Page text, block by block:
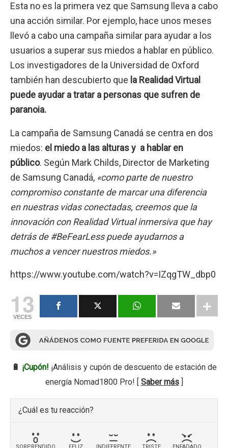
Esta no es la primera vez que Samsung lleva a cabo
una acción similar. Por ejemplo, hace unos meses
llevó a cabo una campaña similar para ayudar a los
usuarios a superar sus miedos a hablar en público.
Los investigadores de la Universidad de Oxford
también han descubierto que la Realidad Virtual
puede ayudar a tratar a personas que sufren de
paranoia.
La campaña de Samsung Canadá se centra en dos
miedos: el miedo a las alturas y a hablar en
público. Según Mark Childs, Director de Marketing
de Samsung Canadá, «como parte de nuestro
compromiso constante de marcar una diferencia
en nuestras vidas conectadas, creemos que la
innovación con Realidad Virtual inmersiva que hay
detrás de #BeFearLess puede ayudarnos a
muchos a vencer nuestros miedos.»
https://www.youtube.com/watch?v=IZqgTW_dbp0
13
VECES
🔋 ¡Cupón! ¡Análisis y cupón de descuento de estación de
energía Nomad1800 Pro! [ Saber más]
¿Cuál es tu reacción?
SORPRENDIDO FELIZ INDIFERENTE TRISTE ENFADADO